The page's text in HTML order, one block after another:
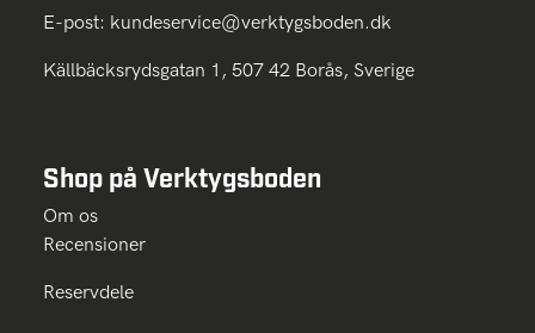
E-post: kundeservice@verktygsboden.dk
Källbäcksrydsgatan 1, 507 42 Borås, Sverige
Shop på Verktygsboden
Om os
Recensioner
Reservdele